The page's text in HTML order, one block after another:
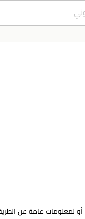
أو لمعلومات عامة عن